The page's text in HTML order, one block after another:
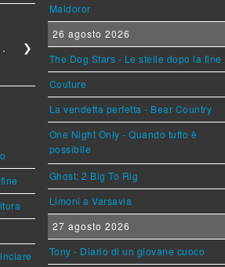
❯
Maldoror
26 agosto 2026
The Dog Stars - Le stelle dopo la fine
Couture
La vendetta perfetta - Bear Country
One Night Only - Quando tutto è
possibile
Ghost: 2 Big To Rig
Limoni a Varsavia
27 agosto 2026
Tony - Diario di un giovane cuoco